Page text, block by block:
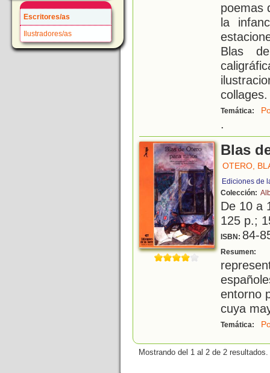
Escritores/as
Ilustradores/as
poemas
la
Blas
Temática:
.
Blas
OTERO,
Ediciones de
Colección:
De 10 a
125 p.;
ISBN: 84-
Resumen:
entorno
cuya
Temática:
Mostrando del 1 al 2 de 2 resultados.